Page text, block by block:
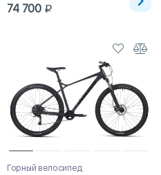
74 700
Горный велосипед